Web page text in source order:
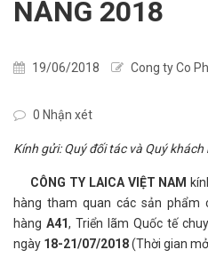
NẴNG 2018
19/06/2018 Cong ty Co
0 Nhận xét
Kính gửi: Quý đối tác và Quý khách
CÔNG TY LAICA VIỆT NAM
hàng tham quan các sản phẩm
hàng A41, Triển lãm Quốc tế
ngày 18-21/07/2018(Thời gian